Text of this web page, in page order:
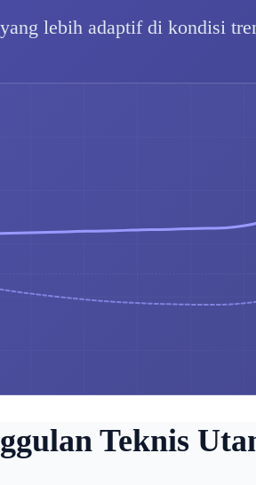
lebih adaptif di kondisi
Teknis